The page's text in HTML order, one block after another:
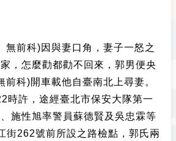
無前科)因與妻口角，妻子一怒之
，怎麼勸都勸不回來，郭男便央
前科)開車載他自臺南北上尋妻。
時許，途經臺北市保安大隊第一
施性旭率警員蘇德賢及吳忠霖等
街262號前所設之路檢點，郭氏兩